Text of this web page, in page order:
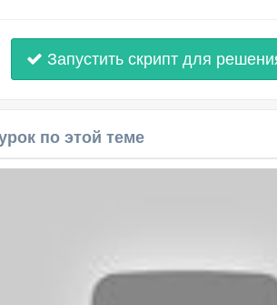
Запустить скрипт для
по этой теме